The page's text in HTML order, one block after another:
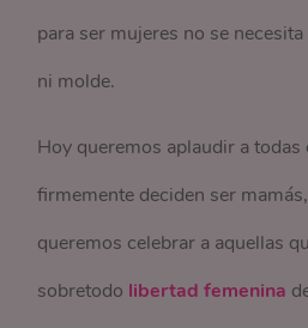
para ser mujeres no se
ni molde.
Hoy queremos aplaudir a todas
firmemente deciden ser
queremos celebrar a aquellas
sobretodo libertad femenina